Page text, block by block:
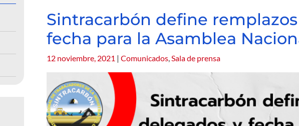
Sintracarbón define
fecha para la Asamblea
12 noviembre, 2021 | Comunicados,Sala de prensa